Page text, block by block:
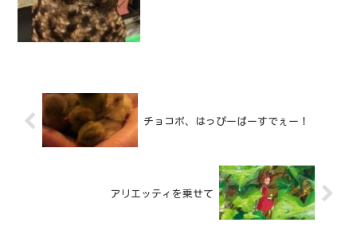
チョコボ、はっぴーばーすでぇー！
アリエッティを乗せて